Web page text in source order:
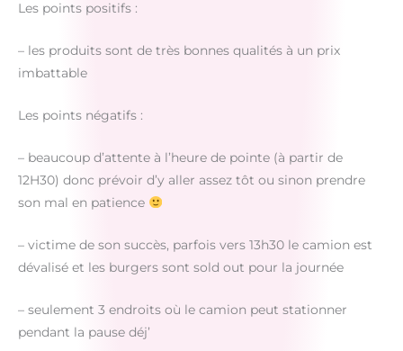
Les points positifs :
– les produits sont de très bonnes qualités à un prix
imbattable
Les points négatifs :
– beaucoup d’attente à l’heure de pointe (à partir de
12H30) donc prévoir d’y aller assez tôt ou sinon prendre
son mal en patience
– victime de son succès, parfois vers 13h30 le camion est
dévalisé et les burgers sont sold out pour la journée
– seulement 3 endroits où le camion peut stationner
pendant la pause déj’